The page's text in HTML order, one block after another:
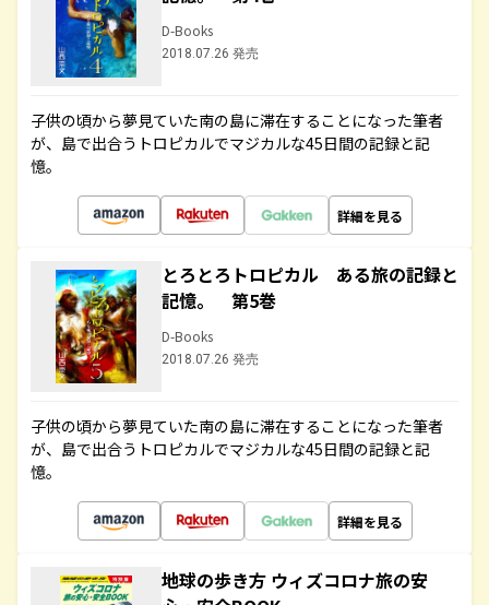
D-Books
2018.07.26 発売
子供の頃から夢見ていた南の島に滞在することになった筆者
が、島で出合うトロピカルでマジカルな45日間の記録と記
憶。
詳細を見る
とろとろトロピカル ある旅の記録と
記憶。 第5巻
D-Books
2018.07.26 発売
子供の頃から夢見ていた南の島に滞在することになった筆者
が、島で出合うトロピカルでマジカルな45日間の記録と記
憶。
詳細を見る
地球の歩き方 ウィズコロナ旅の安